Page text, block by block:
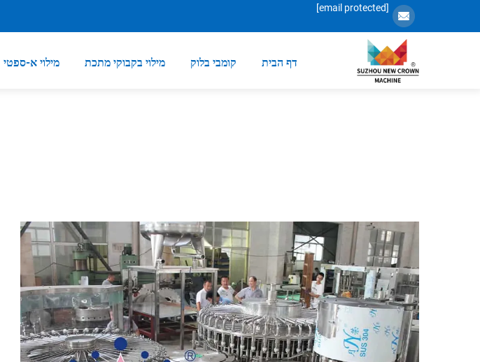
[email protected]
דף הבית קומבי בלוק מילוי בקבוקי מתכת מילוי א-ספטי